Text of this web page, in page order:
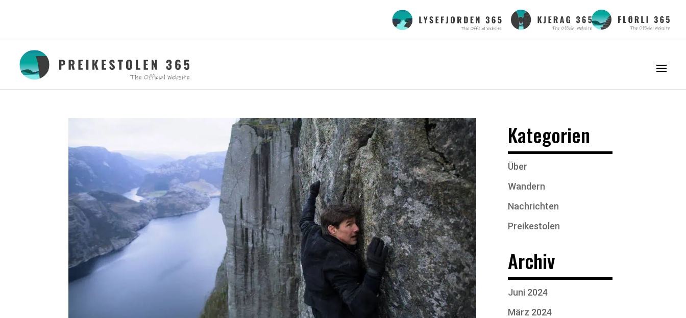
Kategorien
Über
Wandern
Nachrichten
Preikestolen
Archiv
Juni 2024
März 2024